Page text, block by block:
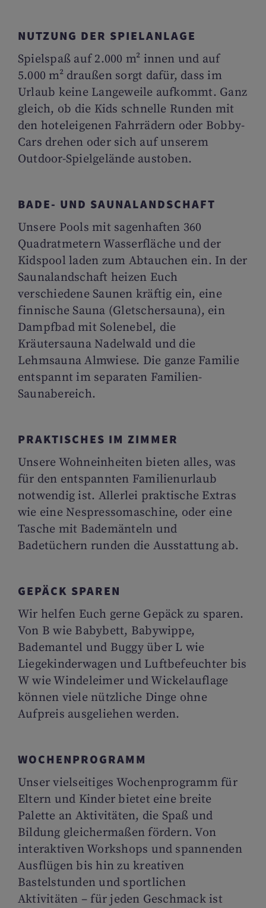
NUTZUNG DER SPIELANLAGE
Spielspaß auf 2.000 m² innen und auf
5.000 m² draußen sorgt dafür, dass im
Urlaub keine Langeweile aufkommt. Ganz
gleich, ob die Kids schnelle Runden mit
den hoteleigenen Fahrrädern oder Bobby-
Cars drehen oder sich auf unserem
Outdoor-Spielgelände austoben.
BADE- UND SAUNALANDSCHAFT
Unsere Pools mit sagenhaften 360
Quadratmetern Wasserfläche und der
Kidspool laden zum Abtauchen ein. In der
Saunalandschaft heizen Euch
verschiedene Saunen kräftig ein, eine
finnische Sauna (Gletschersauna), ein
Dampfbad mit Solenebel, die
Kräutersauna Nadelwald und die
Lehmsauna Almwiese. Die ganze Familie
entspannt im separaten Familien-
Saunabereich.
PRAKTISCHES IM ZIMMER
Unsere Wohneinheiten bieten alles, was
für den entspannten Familienurlaub
notwendig ist. Allerlei praktische Extras
wie eine Nespressomaschine, oder eine
Tasche mit Bademänteln und
Badetüchern runden die Ausstattung ab.
GEPÄCK SPAREN
Wir helfen Euch gerne Gepäck zu sparen.
Von B wie Babybett, Babywippe,
Bademantel und Buggy über L wie
Liegekinderwagen und Luftbefeuchter bis
W wie Windeleimer und Wickelauflage
können viele nützliche Dinge ohne
Aufpreis ausgeliehen werden.
WOCHENPROGRAMM
Unser vielseitiges Wochenprogramm für
Eltern und Kinder bietet eine breite
Palette an Aktivitäten, die Spaß und
Bildung gleichermaßen fördern. Von
interaktiven Workshops und spannenden
Ausflügen bis hin zu kreativen
Bastelstunden und sportlichen
Aktivitäten – für jeden Geschmack ist